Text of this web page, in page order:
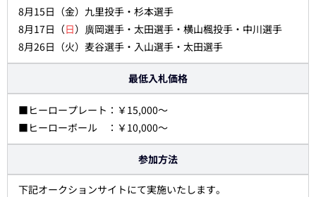
8月15日（金）九里投手・杉本選手
8月17日（日）廣岡選手・太田選手・横山楓投手・中川選手
8月26日（火）麦谷選手・入山選手・太田選手
最低入札価格
■ヒーロープレート：￥15,000～
■ヒーローボール ：￥10,000～
参加方法
下記オークションサイトにて実施いたします。